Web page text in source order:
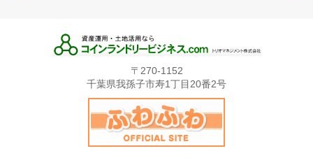
〒270-1152
千葉県我孫子市寿1丁目20番2号